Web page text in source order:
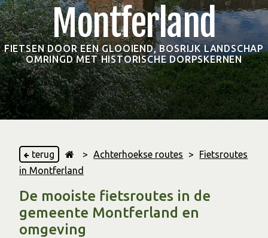
Montferland
FIETSEN DOOR EEN GLOOIEND, BOSRIJK LANDSCHAP
OMRINGD MET HISTORISCHE DORPSKERNEN
terug > Achterhoekse routes >
Fietsroutes
in Montferland
De mooiste fietsroutes in de
gemeente Montferland en
omgeving